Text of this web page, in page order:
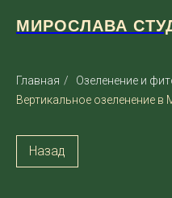
МИРОСЛАВА
Главная / Озеленение и
Вертикальное озеленение в
Назад